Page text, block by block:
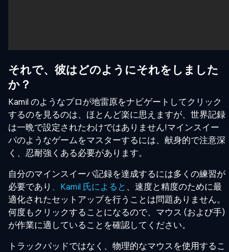
それで、彼はどのようにそれをしました
か？
Kamil のようなプロが地雷原をナビゲートしてクリック
するのを見るのは、ほとんど楽に思えますが、世界記録
は一晩で設定されたわけではありません!マインスイー
パのようなゲームをマスターするには、献身的で注意深
く、忍耐強くある必要があります。
自分のマインスイーパ記録を達成するには多くの練習が
必要であり 、Kamil 氏によると 、速度と精度のために最
適化されたセットアップを行うことは問題ありません。
何度もクリックすることになるので、マウス (および手)
が作業に適していることを確認してください。
トラックパッドではなく、物理的なマウスを使用するこ